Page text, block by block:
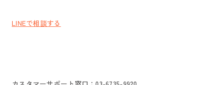
LINEで相談する